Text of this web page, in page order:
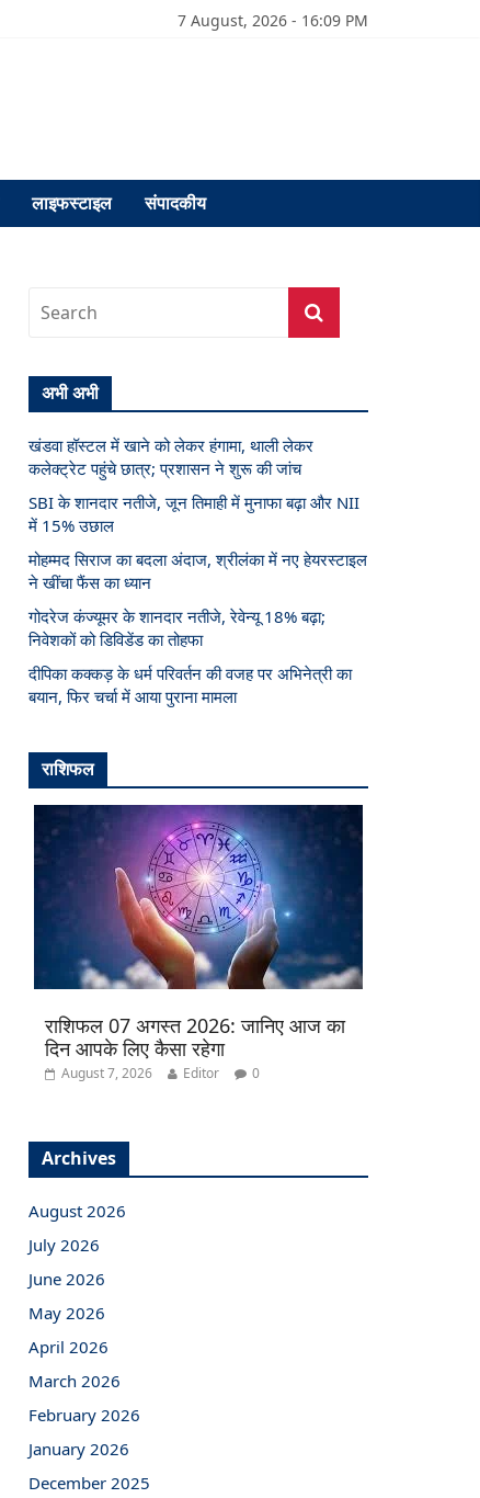
7 August, 2026 - 16:09 PM
लाइफस्टाइल संपादकीय
अभी अभी
खंडवा हॉस्टल में खाने को लेकर हंगामा, थाली लेकर
कलेक्ट्रेट पहुंचे छात्र; प्रशासन ने शुरू की जांच
SBI के शानदार नतीजे, जून तिमाही में मुनाफा बढ़ा और NII
में 15% उछाल
मोहम्मद सिराज का बदला अंदाज, श्रीलंका में नए हेयरस्टाइल
ने खींचा फैंस का ध्यान
गोदरेज कंज्यूमर के शानदार नतीजे, रेवेन्यू 18% बढ़ा;
निवेशकों को डिविडेंड का तोहफा
दीपिका कक्कड़ के धर्म परिवर्तन की वजह पर अभिनेत्री का
बयान, फिर चर्चा में आया पुराना मामला
राशिफल
राशिफल 07 अगस्त 2026: जानिए आज का
दिन आपके लिए कैसा रहेगा
August 7, 2026 Editor 0
Archives
August 2026
July 2026
June 2026
May 2026
April 2026
March 2026
February 2026
January 2026
December 2025